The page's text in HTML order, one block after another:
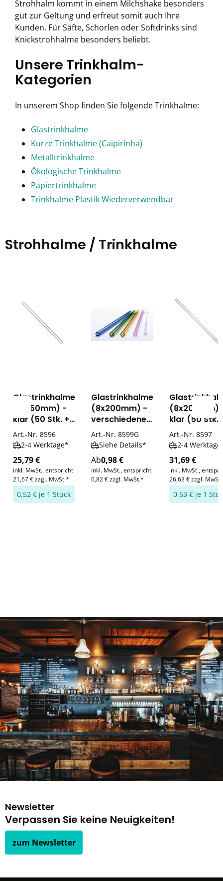
Strohhalm kommt in einem Milchshake besonders
gut zur Geltung und erfreut somit auch Ihre
Kunden. Für Säfte, Schorlen oder Softdrinks sind
Knickstrohhalme besonders beliebt.
Unsere Trinkhalm-
Kategorien
In unserem Shop finden Sie folgende Trinkhalme:
Glastrinkhalme
Kurze Trinkhalme (Caipirinha)
Metalltrinkhalme
Ökologische Trinkhalme
Papiertrinkhalme
Trinkhalme Plastik Wiederverwendbar
Strohhalme / Trinkhalme
Glastrinkhalme
(8x150mm) -
klar (50 Stk. +
3 Bürsten)
Art.-Nr. 8596
2-4 Werktage*
25,79 €
inkl. MwSt., entspricht
21,67 € zzgl. MwSt.*
0,52 € je 1 Stück
Glastrinkhalme
(8x200mm) -
verschiedene
Farben (50
Stk. + 3
Bürsten)
Art.-Nr. 8599G
Siehe Details*
Ab0,98 €
inkl. MwSt., entspricht
0,82 € zzgl. MwSt.*
(8x200mm)
klar (50 Stk.
3 Bürsten)
Art.-Nr. 8597
2-4
31,69 €
inkl. MwSt.,
26,63 € zzgl.
0,63 € je 1
Newsletter
Verpassen Sie keine Neuigkeiten!
zum Newsletter